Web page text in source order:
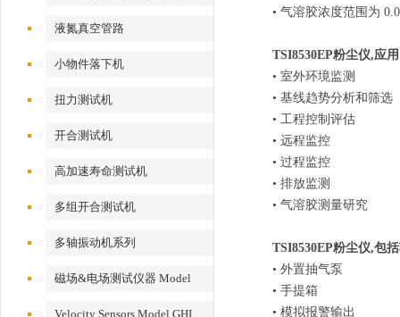
液氮真空管路
小物件落下机
扭力测试机
开合测试机
高加速寿命测试机
多组开合测试机
多轴振动机系列
磁场&电场测试仪器 Model
Velocity Sensors Model GHI
• 气溶胶浓度范围为
TSI8530EP粉尘仪,应
• 室外环境监测
• 基线趋势分析和筛选
• 工程控制评估
• 远程监控
• 过程监控
• 排放监测
• 气溶胶测量研究
TSI8530EP粉尘仪,包
• 外置抽气泵
• 手提箱
• 模拟报警输出